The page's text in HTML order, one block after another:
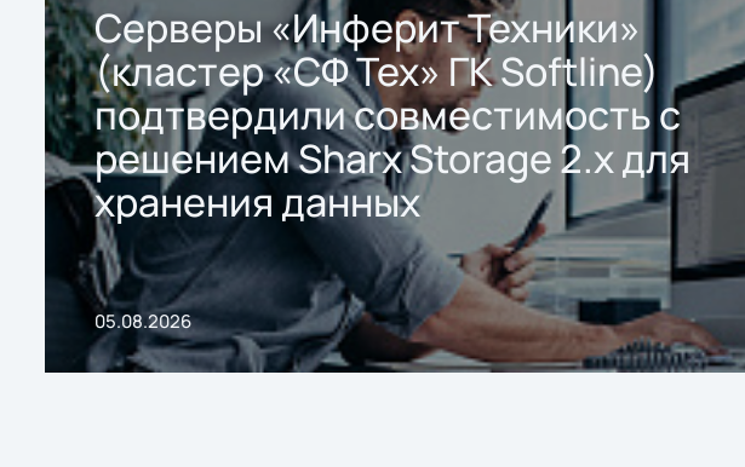
Серверы «Инферит Техники»
(кластер «СФ Тех» ГК Softline)
подтвердили совместимость с
решением Sharx Storage 2.x для
хранения данных
05.08.2026